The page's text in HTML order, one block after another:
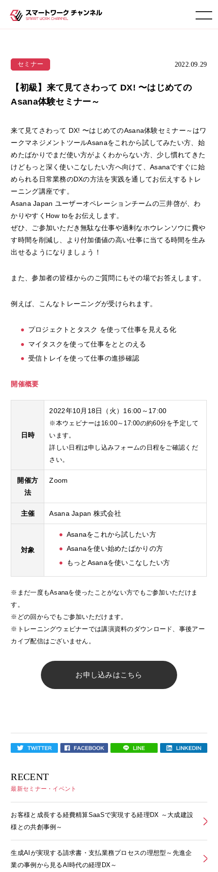
toggle navigation
セミナー 2022.09.29
【初級】来て見てさわって DX! 〜はじめての
Asana体験セミナー～
来て見てさわって DX! 〜はじめてのAsana体験セミナー～はワ
ークマネジメントツールAsanaをこれから試してみたい方、始
めたばかりでまだ使い方がよくわからない方、少し慣れてきた
けどもっと深く使いこなしたい方へ向けて、Asanaですぐに始
められる日常業務のDXの方法を実践を通してお伝えするトレ
ーニング講座です。
Asana Japan ユーザーオペレーションチームの三井啓が、わ
かりやすくHow toをお伝えします。
ぜひ、ご参加いただき無駄な仕事や過剰なホウレンソウに費や
す時間を削減し、より付加価値の高い仕事に当てる時間を生み
出せるようになりましょう！
また、参加者の皆様からのご質問にもその場でお答えします。
例えば、こんなトレーニングが受けられます。
プロジェクトとタスク を使って仕事を見える化
マイタスクを使って仕事をととのえる
受信トレイを使って仕事の進捗確認
開催概要
日時
2022年10月18日（火）16:00～17:00
※本ウェビナーは16:00～17:00の約60分を予定して
います。
詳しい日程は申し込みフォームの日程をご確認くだ
さい。
開催方
法
Zoom
主催 Asana Japan 株式会社
対象
Asanaをこれから試したい方
Asanaを使い始めたばかりの方
もっとAsanaを使いこなしたい方
※まだ一度もAsanaを使ったことがない方でもご参加いただけま
す。
※どの回からでもご参加いただけます。
※トレーニングウェビナーでは講演資料のダウンロード、事後アー
カイブ配信はございません。
お申し込みはこちら
RECENT
最新セミナー・イベント
お客様と成長する経費精算SaaSで実現する経理DX ～大成建設
様との共創事例～
生成AIが実現する請求書・支払業務プロセスの理想型～先進企
業の事例から見るAI時代の経理DX～